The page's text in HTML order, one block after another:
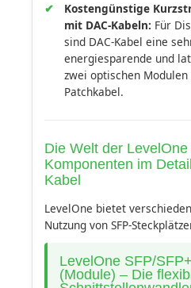
Kostengünstige
mit DAC-Kabeln: Für
sind DAC-Kabel eine
energiesparende und
zwei optischen
Patchkabel.
Die Welt der
Komponenten im
Kabel
LevelOne bietet
Nutzung von SFP-
LevelOne SFP/
(Module) – Die